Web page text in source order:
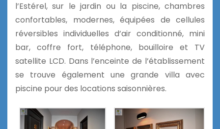
l’Estérel, sur le jardin ou la piscine, chambres
confortables, modernes, équipées de cellules
réversibles individuelles d’air conditionné, mini
bar, coffre fort, téléphone, bouilloire et TV
satellite LCD. Dans l’enceinte de l’établissement
se trouve également une grande villa avec
piscine pour des locations saisonnières.